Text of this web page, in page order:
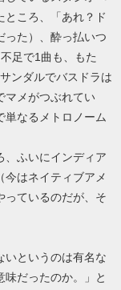
ところ、「あれ？ド
った）、酔っ払いつ
足で1曲も、もた
ンダルでバスドラは
マメがつぶれてい
単なるメトロノーム
、ふいにインディア
今はネイティブアメ
っているのだが、そ
いというのは有名な
だったのか。」と